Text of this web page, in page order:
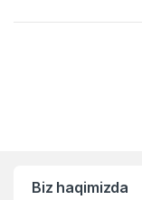
Biz haqimizda